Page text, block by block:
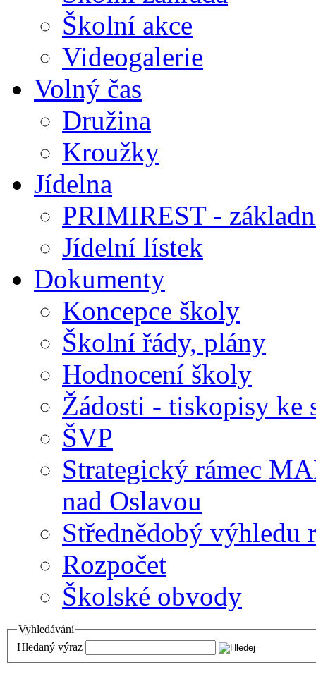
Školní akce
Videogalerie
Volný čas
Družina
Kroužky
Jídelna
PRIMIREST -
Jídelní lístek
Dokumenty
Koncepce školy
Školní řády, plány
Hodnocení školy
Žádosti - tiskopisy ke
ŠVP
Strategický rámec
nad Oslavou
Střednědobý výhledu
Rozpočet
Školské obvody
Vyhledávání
Hledaný výraz